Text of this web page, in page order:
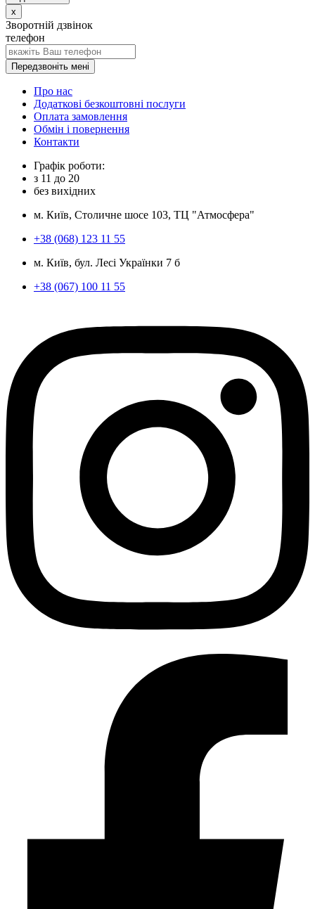
x
Зворотній дзвінок
телефон
Передзвоніть мені
Про нас
Додаткові безкоштовні послуги
Оплата замовлення
Обмін і повернення
Контакти
Графік роботи:
з 11 до 20
без вихідних
м. Київ, Столичне шосе 103, ТЦ "Атмосфера"
+38 (068) 123 11 55
м. Київ, бул. Лесі Українки 7 б
+38 (067) 100 11 55